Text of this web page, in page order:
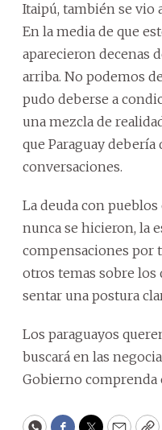
Itaipú, también se vio
En la media de que
aparecieron decenas
arriba. No podemos
pudo deberse a
una mezcla de
que Paraguay debería
conversaciones.
La deuda con
nunca se hicieron, la
compensaciones por
otros temas sobre los
sentar una postura
Los paraguayos
buscará en las
Gobierno comprenda